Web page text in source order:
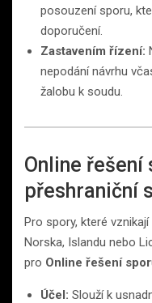
posouzení sporu,
doporučení.
Zastavením řízení:
nepodání návrhu
žalobu k soudu.
Online řešení
přeshraniční
Pro spory, které vznikají
Norska, Islandu nebo
pro Online řešení
Účel: Slouží k